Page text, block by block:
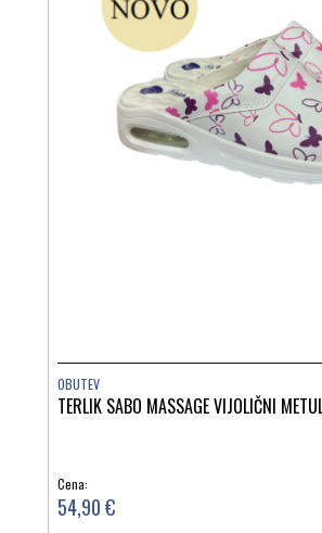
OBUTEV
TERLIK SABO MASSAGE VIJOLIČNI
Cena:
54,90 €